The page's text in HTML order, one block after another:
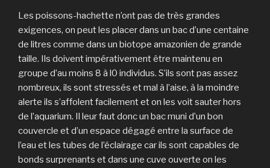
Les poissons-hachette n’ont pas de très grandes
exigences, on peut les placer dans un bac d’une centaine
de litres comme dans un biotope amazonien de grande
taille. Ils doivent impérativement être maintenu en
groupe d’au moins 8 à l0 individus. S’ils sont pas assez
nombreux, ils sont stressés et mal à l’aise, à la moindre
alerte ils s’affolent facilement et on les voit sauter hors
de l’aquarium. Il leur faut donc un bac muni d’un bon
couvercle et d’un espace dégagé entre la surface de
l’eau et les tubes de l’éclairage car ils sont capables de
bonds surprenants et dans une cuve ouverte on les